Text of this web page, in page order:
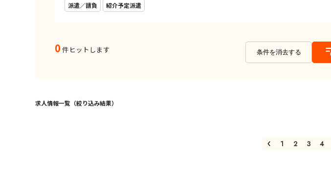
派遣／請負 紹介予定派遣
0 件ヒットします 条件を消去する
求人情報一覧（絞り込み結果）
1 2 3 4